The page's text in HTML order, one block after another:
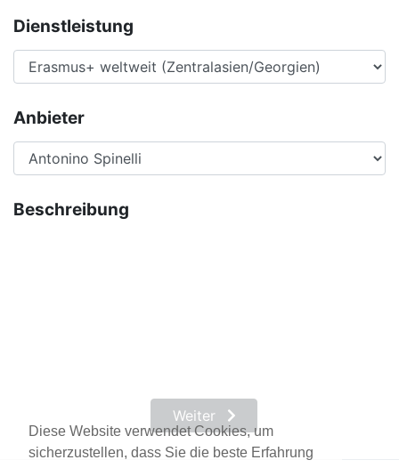
Diese Website verwendet Cookies, um
sicherzustellen, dass Sie die beste Erfahrung
Dienstleistung
Anbieter
Beschreibung
Weiter